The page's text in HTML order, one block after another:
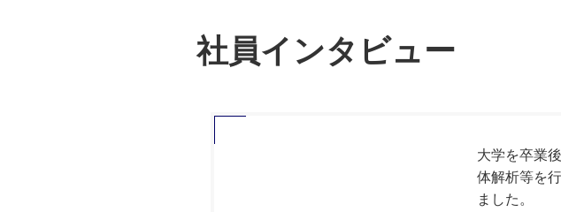
社員インタビュー
大学を卒業
体解析等を
ました。